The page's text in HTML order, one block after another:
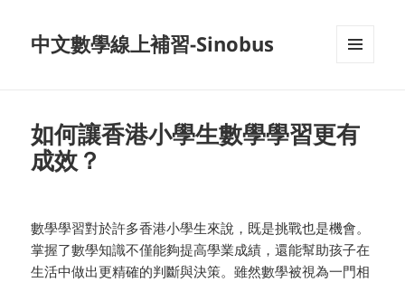
中文數學線上補習-Sinobus
如何讓香港小學生數學學習更有
成效？
數學學習對於許多香港小學生來說，既是挑戰也是機會。
掌握了數學知識不僅能夠提高學業成績，還能幫助孩子在
生活中做出更精確的判斷與決策。雖然數學被視為一門相